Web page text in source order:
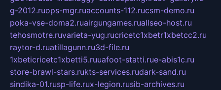
g-2012.ruops-mgr.ruaccounts-112.rucsm-demo.ru
poka-vse-doma2.ruairgungames.ruallseo-host.ru
tehosmotre.ruvarieta-yug.rucricetc1xbetr1xbetcc2.ru
raytor-d.ruatillagunn.ru3d-file.ru
1xbeticricetc1xbetti5.ruuafoot-statti.rue-abis1c.ru
store-brawl-stars.rukts-services.rudark-sand.ru
sindika-01.rusp-life.rux-legion.rusib-archives.ru